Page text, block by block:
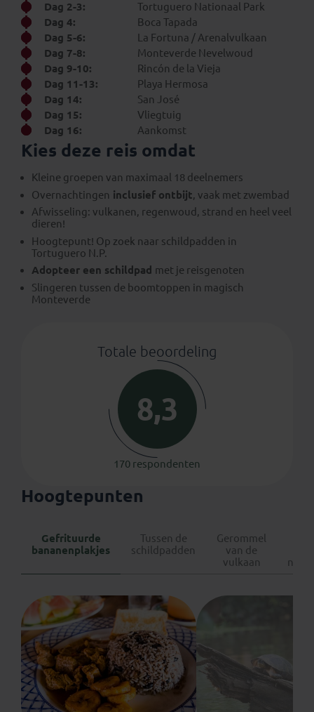
Dag 2-3:
Tortuguero Nationaal Park
Dag 4:
Boca Tapada
Dag 5-6:
La Fortuna / Arenalvulkaan
Dag 7-8:
Monteverde Nevelwoud
Dag 9-10:
Rincón de la Vieja
Dag 11-13:
Playa Hermosa
Dag 14:
San José
Dag 15:
Vliegtuig
Dag 16:
Aankomst
Kies deze reis omdat
Kleine groepen van maximaal 18 deelnemers
Overnachtingen inclusief ontbijt, vaak met zwembad
Afwisseling: vulkanen, regenwoud, strand en heel veel
dieren!
Hoogtepunt! Op zoek naar schildpadden in
Tortuguero N.P.
Adopteer een schildpad met je reisgenoten
Slingeren tussen de boomtoppen in magisch
Monteverde
Totale beoordeling
8,3
170 respondenten
Hoogtepunten
Gefrituurde
bananenplakjes
Tussen de
schildpadden
Gerommel
van de
vulkaan